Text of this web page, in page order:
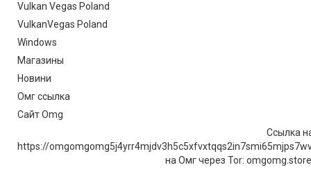
Vulkan Vegas Poland
VulkanVegas Poland
Windows
Магазины
Новини
Омг ссылка
Сайт Omg
Ссылка
https://
на Омг через Tor: